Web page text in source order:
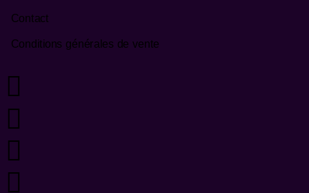
Contact
Conditions générales de vente